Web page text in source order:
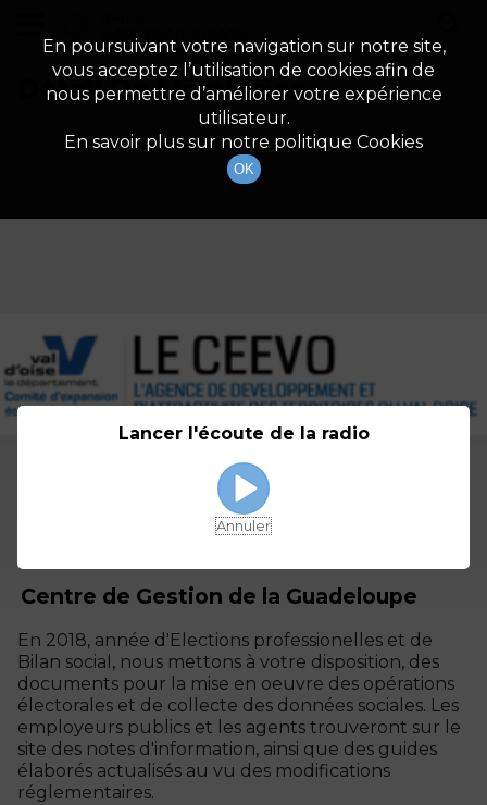
Détail De L'émission
Centre de Gestion de la Guadeloupe
En 2018, année d'Elections professionelles et de
Bilan social, nous mettons à votre disposition, des
documents pour la mise en oeuvre des opérations
électorales et de collecte des données sociales. Les
employeurs publics et les agents trouveront sur le
site des notes d'information, ainsi que des guides
élaborés actualisés au vu des modifications
réglementaires.
En poursuivant votre navigation sur notre site,
vous acceptez l’utilisation de cookies afin de
nous permettre d’améliorer votre expérience
utilisateur.
En savoir plus sur notre politique Cookies
OK
Lancer l'écoute de la radio
Annuler